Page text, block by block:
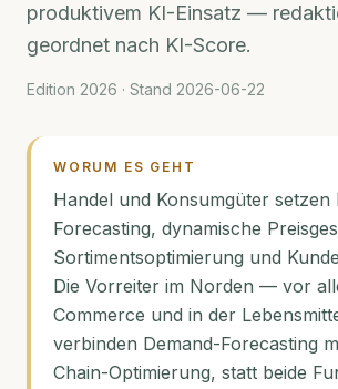
produktivem KI-Einsatz —
geordnet nach KI-Score.
Edition 2026 · Stand 2026-06-22
WORUM ES GEHT
Handel und Konsumgüter
Forecasting, dynamische
Sortimentsoptimierung und
Die Vorreiter im Norden — vor
Commerce und in der
verbinden Demand-Forecasting
Chain-Optimierung, statt beide